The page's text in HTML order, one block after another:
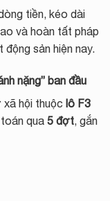
tiền, kéo dài
và hoàn tất pháp
động sản hiện nay.
nặng” ban đầu
hội thuộc lô F3
qua 5 đợt, gắn